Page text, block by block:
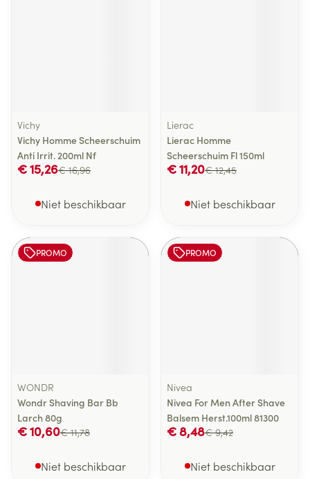
Vichy
Vichy Homme Scheerschuim
Anti Irrit. 200ml Nf
€ 16,96
€ 15,26
Niet beschikbaar
Lierac
Lierac Homme
Scheerschuim Fl 150ml
€ 12,45
€ 11,20
Niet beschikbaar
PROMO
WONDR
Wondr Shaving Bar Bb
Larch 80g
€ 11,78
€ 10,60
Niet beschikbaar
PROMO
Nivea
Nivea For Men After Shave
Balsem Herst.100ml 81300
€ 9,42
€ 8,48
Niet beschikbaar